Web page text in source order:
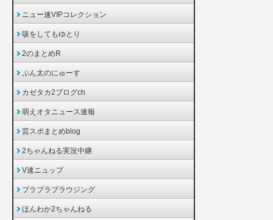
ニュー速VIPコレクション
咳をしてもゆとり
2のまとめR
ぷん太のにゅーす
カゼタカ2ブログch
萌えオタニュース速報
芸スポまとめblog
2ちゃんねる実況中継
V速ニュップ
ブラブラブラウジング
ほんわか2ちゃんねる